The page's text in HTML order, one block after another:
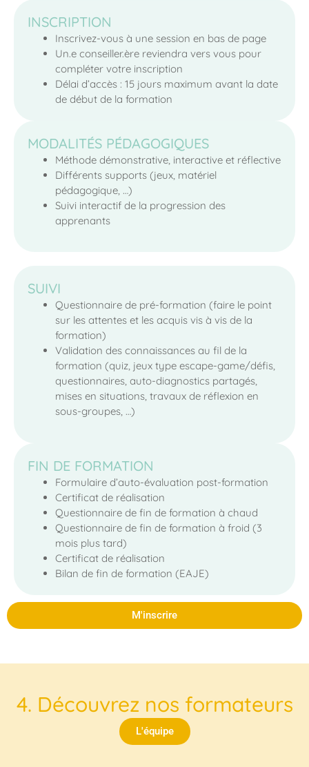
INSCRIPTION
Inscrivez-vous à une session en bas de page
Un.e conseiller.ère reviendra vers vous pour
compléter votre inscription
Délai d’accès : 15 jours maximum avant la date
de début de la formation
MODALITÉS PÉDAGOGIQUES
Méthode démonstrative, interactive et réflective
Différents supports (jeux, matériel
pédagogique, …)
Suivi interactif de la progression des
apprenants
SUIVI
Questionnaire de pré-formation (faire le point
sur les attentes et les acquis vis à vis de la
formation)
Validation des connaissances au fil de la
formation (quiz, jeux type escape-game/défis,
questionnaires, auto-diagnostics partagés,
mises en situations, travaux de réflexion en
sous-groupes, …)
FIN DE FORMATION
Formulaire d’auto-évaluation post-formation
Certificat de réalisation
Questionnaire de fin de formation à chaud
Questionnaire de fin de formation à froid (3
mois plus tard)
Certificat de réalisation
Bilan de fin de formation (EAJE)
M'inscrire
4. Découvrez nos formateurs
L'équipe